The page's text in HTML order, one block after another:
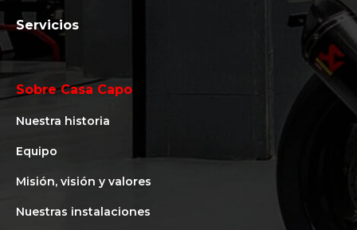
Servicios
Sobre Casa Capo
Nuestra historia
Equipo
Misión, visión y valores
Nuestras instalaciones